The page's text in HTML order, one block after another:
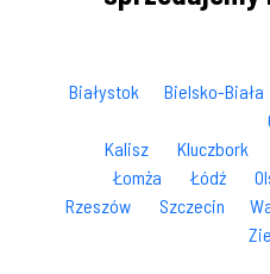
Białystok Bielsko-Biała
Kalisz
Kluczbork
Łomża
Łódź
Rzeszów
Szczecin